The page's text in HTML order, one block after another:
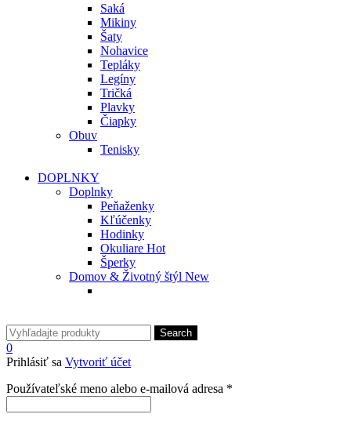
Saká
Mikiny
Šaty
Nohavice
Tepláky
Legíny
Tričká
Plavky
Čiapky
Obuv
Tenisky
DOPLNKY
Doplnky
Peňaženky
Kľúčenky
Hodinky
Okuliare Hot
Šperky
Domov & Životný štýl New
Search
0
Prihlásiť sa Vytvoriť účet
Používateľské meno alebo e-mailová adresa *